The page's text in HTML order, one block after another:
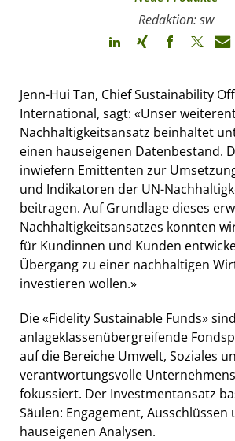
Redaktion: sw
Jenn-Hui Tan, Chief Sustainability
International, sagt: «Unser
Nachhaltigkeitsansatz beinhaltet
einen hauseigenen Datenbestand.
inwiefern Emittenten zur
und Indikatoren der UN-
beitragen. Auf Grundlage dieses
Nachhaltigkeitsansatzes konnten
für Kundinnen und Kunden
Übergang zu einer nachhaltigen
investieren wollen.»
Die «Fidelity Sustainable Funds»
anlageklassenübergreifende
auf die Bereiche Umwelt, Soziales
verantwortungsvolle
fokussiert. Der Investmentansatz
Säulen: Engagement, Ausschlüssen
hauseigenen Analysen.